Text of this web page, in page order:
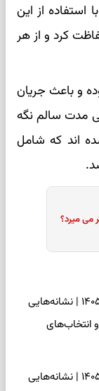
از این
کرد و از هر
و باعث جریان
مدت سالم نگه
اند که شامل
می میرد؟
فال اسم امروز یکشنبه ۱۸ مرداد ۱۴۰۵ | نشانه‌هایی
انتخاب‌های
فال چای امروز یکشنبه ۱۸ مرداد ۱۴۰۵ | نشانه‌هایی